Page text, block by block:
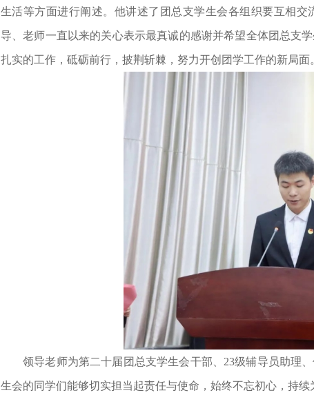
生活等方面进行阐述。他讲述了团总支学生会各组织要互相
导、老师一直以来的关心表示最真诚的感谢并希望全体团总支
扎实的工作，砥砺前行，披荆斩棘，努力开创团学工作的新局面
领导老师为第二十届团总支学生会干部、23级辅导员助理
生会的同学们能够切实担当起责任与使命，始终不忘初心，持续